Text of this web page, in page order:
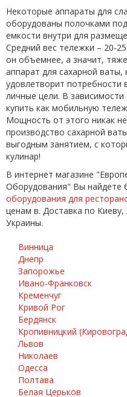
Некоторые аппараты для
оборудованы полочками
емкости внутри для
Средний вес тележки – 20-
он объемнее, а значит,
аппарат для сахарной
удовлетворит потребности
личные цели. В
купить как мобильную
Мощность от этого никак
производство сахарной
выгодным занятием, с
кулинар!
В интернет магазине
Оборудования" Вы найдете
оборудования для
ценам в. Доставка по
Украины.
Винница
Днепр
Запорожье
Ивано-Франковск
Кременчуг
Кривой Рог
Бердянск
Кропивницкий
Львов
Николаев
Одесса
Полтава
Белая Церьков